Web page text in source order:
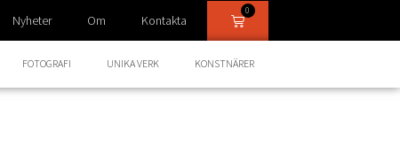
Nyheter Om Kontakta
0
FOTOGRAFI UNIKA VERK KONSTNÄRER